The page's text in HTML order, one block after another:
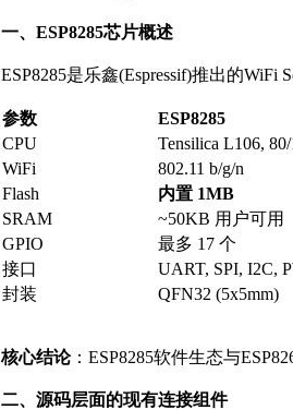
一、ESP8285芯片概述
ESP8285是乐鑫(Espressif)推出的WiFi
参数 ESP8285
CPU
Tensilica L106,
WiFi
802.11 b/g/n
Flash
内置 1MB
SRAM
~50KB 用户可用
GPIO
最多 17 个
接口
UART, SPI, I2C,
封装
QFN32 (5x5mm)
核心结论：ESP8285软件生态与
二、源码层面的现有连接组件